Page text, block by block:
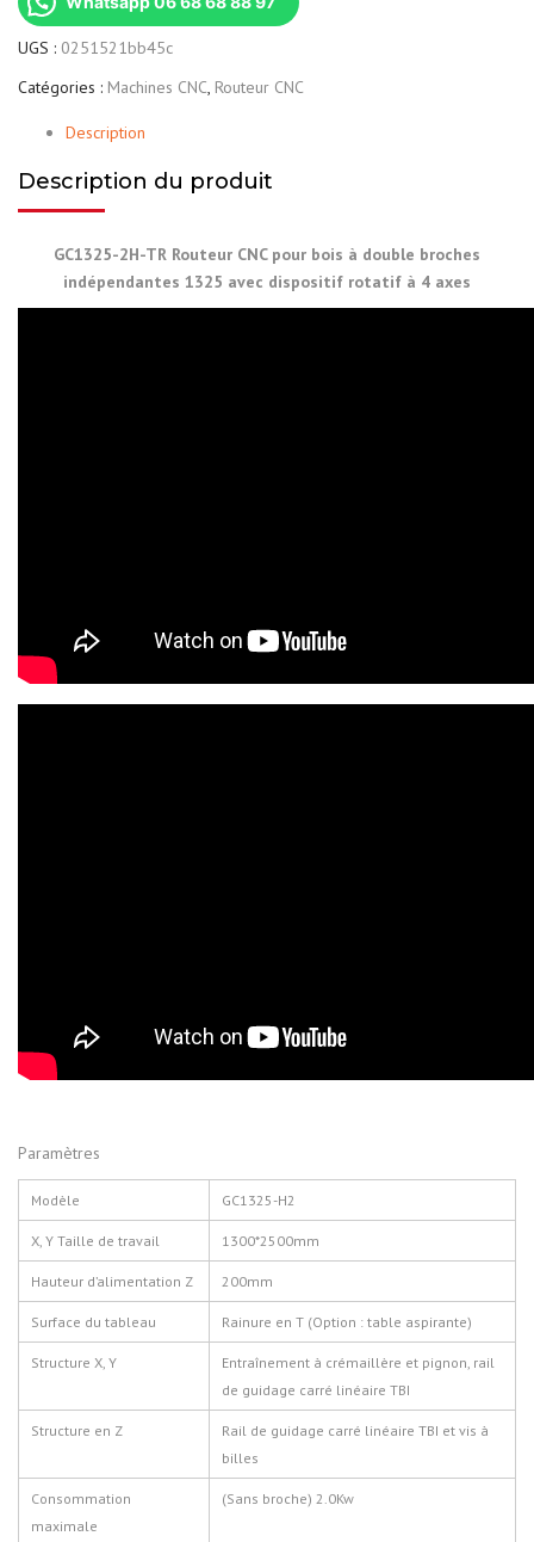
UGS : 0251521bb45c
Catégories : Machines CNC, Routeur CNC
Description
Description du produit
GC1325-2H-TR Routeur CNC pour bois à double broches
indépendantes 1325 avec dispositif rotatif à 4 axes
Paramètres
Modèle GC1325-H2
X, Y Taille de travail 1300*2500mm
Hauteur d’alimentation Z 200mm
Surface du tableau Rainure en T (Option : table aspirante)
Structure X, Y
Entraînement à crémaillère et pignon, rail
de guidage carré linéaire TBI
Structure en Z
Rail de guidage carré linéaire TBI et vis à
billes
Consommation
maximale
(Sans broche) 2.0Kw